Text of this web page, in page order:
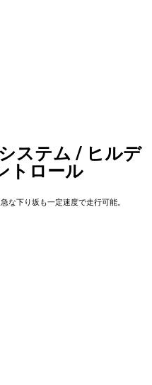
システム / ヒルデ
トロール
な下り坂も一定速度で走行可能。